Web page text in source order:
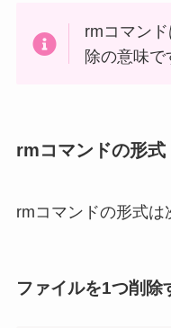
rmコマン
除の意味で
rmコマンドの形式
rmコマンドの形式は
ファイルを1つ削除